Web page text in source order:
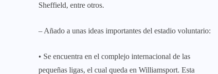
Sheffield, entre otros.
– Añado a unas ideas importantes del estadio voluntario:
• Se encuentra en el complejo internacional de las
pequeñas ligas, el cual queda en Williamsport. Esta